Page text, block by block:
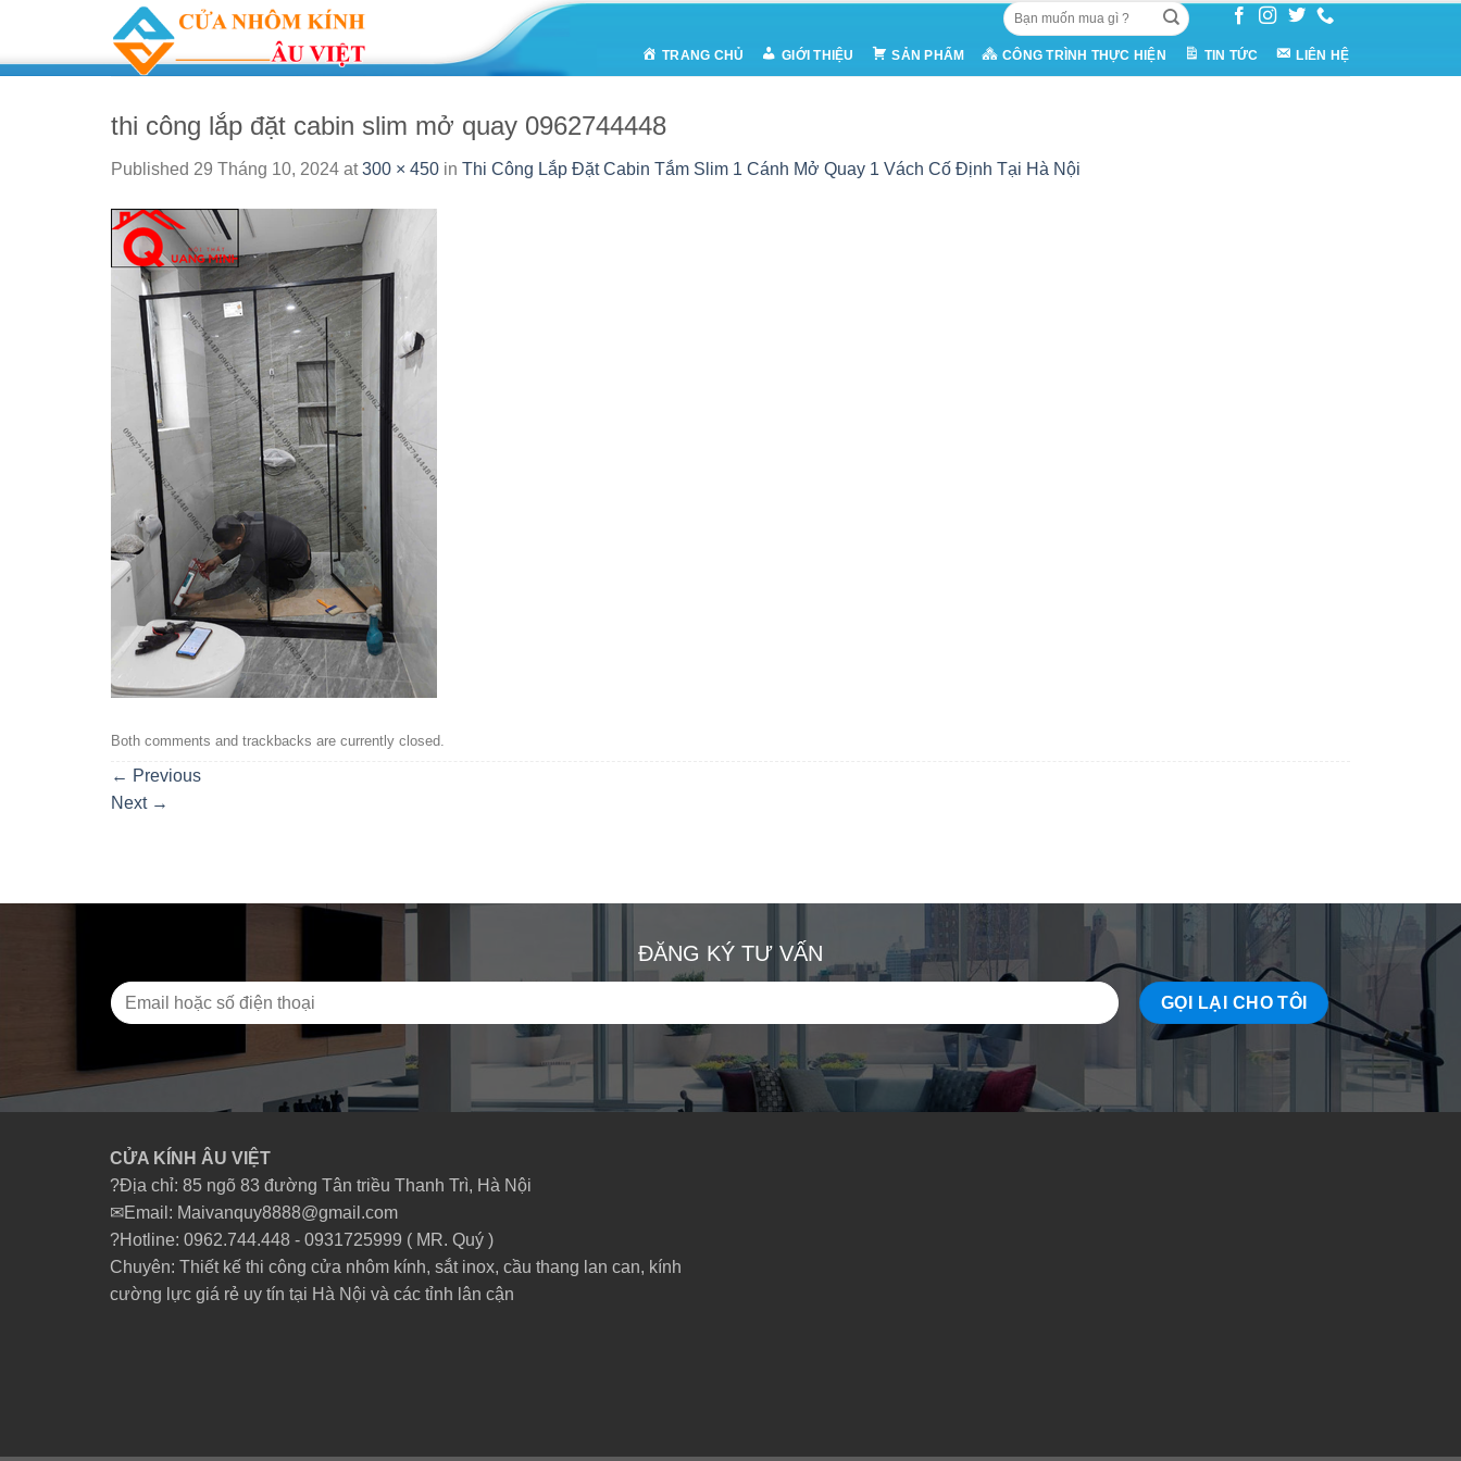
content
Tìm
kiếm:
TRANG CHỦ GIỚI THIỆU SẢN PHẨM CÔNG TRÌNH THỰC HIỆN TIN TỨC LIÊN HỆ
thi công lắp đặt cabin slim mở quay 0962744448
Published 29 Tháng 10, 2024 at300 × 450 in Thi Công Lắp Đặt Cabin Tắm Slim 1 Cánh Mở Quay 1 Vách Cố Định Tại Hà Nội
Both comments and trackbacks are currently closed.
← Previous
Next →
ĐĂNG KÝ TƯ VẤN
CỬA KÍNH ÂU VIỆT
?Địa chỉ: 85 ngõ 83 đường Tân triều Thanh Trì, Hà Nội
✉Email: Maivanquy8888@gmail.com
?Hotline: 0962.744.448 - 0931725999 ( MR. Quý )
Chuyên: Thiết kế thi công cửa nhôm kính, sắt inox, cầu thang lan can, kính
cường lực giá rẻ uy tín tại Hà Nội và các tỉnh lân cận